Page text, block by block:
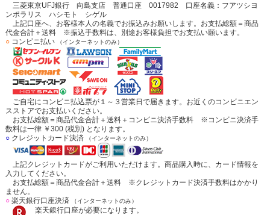
三菱東京UFJ銀行 向島支店 普通口座 0017982 口座名義：フアツシヨ
ンポラリス ハシモト シゲル
上記口座へ、お客様本人の名義でお振込みお願いします。お支払総額＝商品
代金合計＋送料 ※振込手数料は、別途お客様負担でお支払い願います。
○コンビニ払い （インターネットのみ）
ご自宅にコンビニ払込票が１～３営業日で届きます。お近くのコンビニエン
スストアでお支払いください。
お支払総額＝商品代金合計＋送料＋コンビニ決済手数料 ※コンビニ決済手
数料は一律 ￥300 (税別) となります。
○クレジットカード決済 （インターネットのみ）
上記クレジットカードがご利用いただけます。商品購入時に、カード情報を
入力してください。
お支払総額＝商品代金合計＋送料 ※クレジットカード決済手数料はかかり
ません。
○楽天銀行口座決済 （インターネットのみ）
楽天銀行口座が必要になります。